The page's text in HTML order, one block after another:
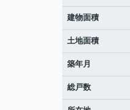
建物面積
土地面積
築年月
総戸数